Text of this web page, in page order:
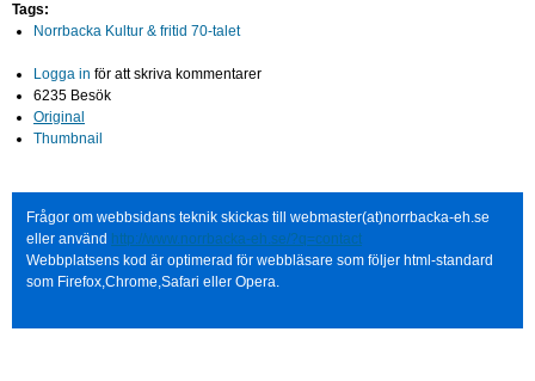
Tags:
Norrbacka Kultur & fritid 70-talet
Logga in för att skriva kommentarer
6235 Besök
Original
Thumbnail
Frågor om webbsidans teknik skickas till webmaster(at)norrbacka-eh.se
eller använd http://www.norrbacka-eh.se/?q=contact
Webbplatsens kod är optimerad för webbläsare som följer html-standard
som Firefox,Chrome,Safari eller Opera.